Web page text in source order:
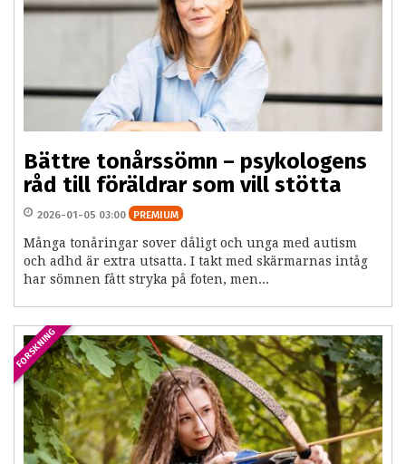
Bättre tonårssömn – psykologens
råd till föräldrar som vill stötta
2026-01-05 03:00 PREMIUM
Många tonåringar sover dåligt och unga med autism
och adhd är extra utsatta. I takt med skärmarnas intåg
har sömnen fått stryka på foten, men...
FORSKNING